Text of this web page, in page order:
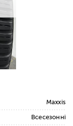
Maxxis
Всесезонні